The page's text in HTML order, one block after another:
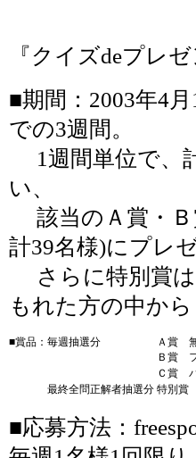
『クイズdeプレ
■期間：2003年4
での3週間。
1週間単位で、
い、
該当のＡ賞・Ｂ
計39名様)にプレ
さらに特別賞は
もれた方の中か
■賞品： 毎週抽選分
Ａ賞
Ｂ賞
Ｃ賞
最終全問正解者抽選分 特別賞
■応募方法：